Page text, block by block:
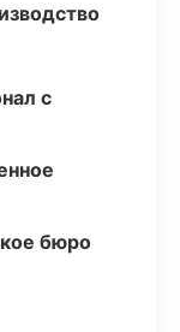
с
бюро